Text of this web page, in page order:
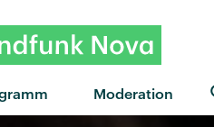
Moderation
"People Watching" von